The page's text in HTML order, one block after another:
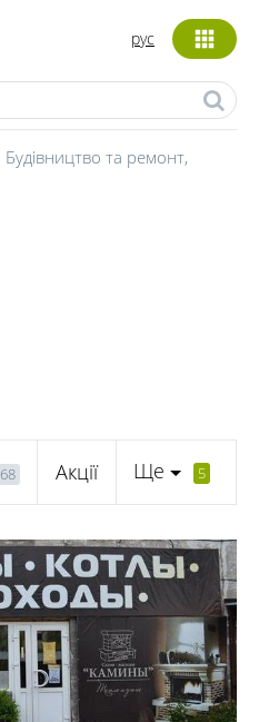
рус
Будівництво та ремонт,
68 Акції Ще 5